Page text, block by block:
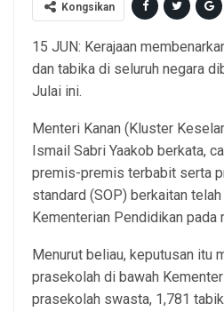
Kongsikan
15 JUN: Kerajaan
dan tabika di seluruh negara
Julai ini.
Menteri Kanan (Kluster
Ismail Sabri Yaakob berkata,
premis-premis terbabit serta
standard (SOP) berkaitan
Kementerian Pendidikan pada
Menurut beliau, keputusan itu
prasekolah di bawah
prasekolah swasta, 1,781